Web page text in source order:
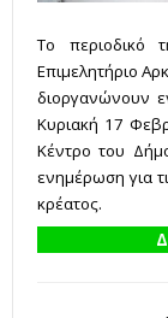
Το περιοδικό
Επιμελητήριο
διοργανώνουν
Κυριακή 17
Κέντρο του
ενημέρωση για
κρέατος.